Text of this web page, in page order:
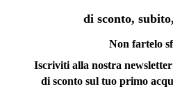
di sconto,
Non fartelo
Iscriviti alla nostra
di sconto sul tuo primo